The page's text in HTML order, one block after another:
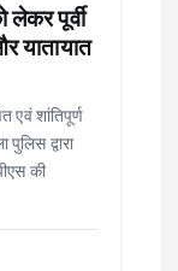
पूर्वी
यातायात
एवं शांतिपूर्ण
द्वारा
की